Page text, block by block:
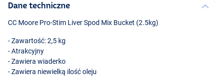
Dane techniczne
CC Moore Pro-Stim Liver Spod Mix Bucket (2.5kg)
- Zawartość: 2,5 kg
- Atrakcyjny
- Zawiera wiaderko
- Zawiera niewielką ilość oleju